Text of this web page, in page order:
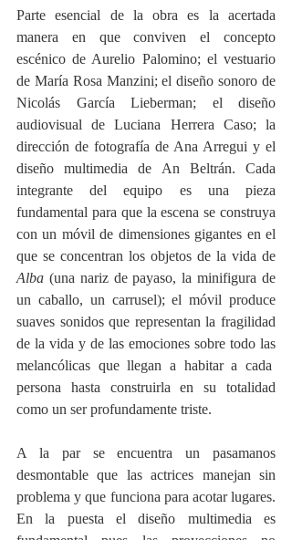
Parte esencial de la obra es la acertada
manera en que conviven el concepto
escénico de Aurelio Palomino; el vestuario
de María Rosa Manzini; el diseño sonoro de
Nicolás García Lieberman; el diseño
audiovisual de Luciana Herrera Caso; la
dirección de fotografía de Ana Arregui y el
diseño multimedia de An Beltrán. Cada
integrante del equipo es una pieza
fundamental para que la escena se construya
con un móvil de dimensiones gigantes en el
que se concentran los objetos de la vida de
Alba (una nariz de payaso, la minifigura de
un caballo, un carrusel); el móvil produce
suaves sonidos que representan la fragilidad
de la vida y de las emociones sobre todo las
melancólicas que llegan a habitar a cada
persona hasta construirla en su totalidad
como un ser profundamente triste.
A la par se encuentra un pasamanos
desmontable que las actrices manejan sin
problema y que funciona para acotar lugares.
En la puesta el diseño multimedia es